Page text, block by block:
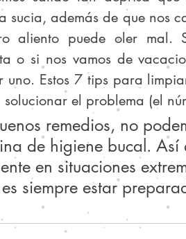
sucia, además de que nos
aliento puede oler mal.
o si nos vamos de
uno. Estos 7 tips para
el problema (el
remedios, no
de higiene bucal.
en situaciones
siempre estar